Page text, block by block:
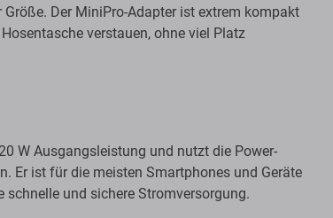
Der MiniPro-Adapter ist extrem kompakt
verstauen, ohne viel Platz
W Ausgangsleistung und nutzt die Power-
Er ist für die meisten Smartphones und Geräte
und sichere Stromversorgung.